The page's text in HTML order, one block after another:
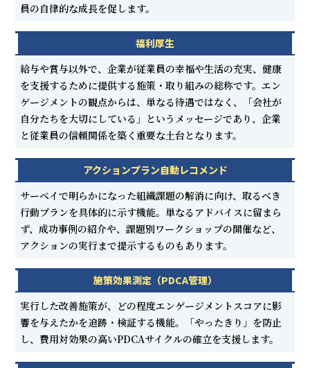
員の自律的な成長を促します。
福利厚生
給与や賞与以外で、企業が従業員の幸福や生活の充実、健康
を支援するために提供する施策・取り組みの総称です。エン
ゲージメントの観点からは、単なる待遇ではなく、「会社が
自分たちを大切にしている」というメッセージであり、企業
と従業員の信頼関係を築く重要な土台となります。
アクションプラン自動レコメンド
サーベイで明らかになった組織課題の解消に向け、取るべき
行動プランを具体的に示す機能。単なるアドバイスに留まら
ず、成功事例の紹介や、課題別ワークショップの開催など、
アクションの実行まで提示するものもあります。
施策効果測定（PDCA管理）
実行した改善施策が、どの程度エンゲージメントスコアに影
響を与えたかを追跡・検証する機能。「やったきり」を防止
し、費用対効果の高いPDCAサイクルの確立を支援します。